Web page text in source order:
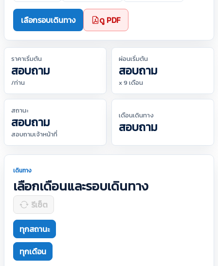
เลือกรอบเดินทาง ดู PDF
ราคาเริ่มต้น
สอบถาม
/ท่าน
ผ่อนเริ่มต้น
สอบถาม
x 9 เดือน
สถานะ
สอบถาม
สอบถามเจ้าหน้าที่
เดือนเดินทาง
สอบถาม
เดินทาง
เลือกเดือนและรอบเดินทาง
รีเซ็ต
ทุกสถานะ
ทุกเดือน